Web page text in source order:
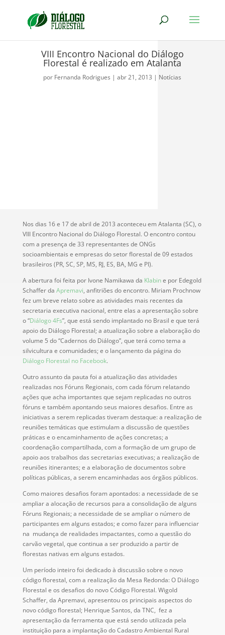
VIII Encontro Nacional do Diálogo
Florestal é realizado em Atalanta
por Fernanda Rodrigues |abr 21, 2013 | Notícias
Nos dias 16 e 17 de abril de 2013 aconteceu em Atalanta (SC), o
VIII Encontro Nacional do Diálogo Florestal. O encontro contou
com a presença de 33 representantes de ONGs
socioambientais e empresas do setor florestal de 09 estados
brasileiros (PR, SC, SP, MS, RJ, ES, BA, MG e PI).
A abertura foi feita por Ivone Namikawa da Klabine por Edegold
Schaffer da Apremavi, anfitriões do encontro. Miriam Prochnow
fez um breve relato sobre as atividades mais recentes da
secretaria executiva nacional, entre elas a apresentação sobre
o “Diálogo 4Fs”, que está sendo implantado no Brasil e que terá
apoio do Diálogo Florestal; a atualização sobre a elaboração do
volume 5 do “Cadernos do Diálogo”, que terá como tema a
silvicultura e comunidades; e o lançamento da página do
Diálogo Florestal no Facebook.
Outro assunto da pauta foi a atualização das atividades
realizadas nos Fóruns Regionais, com cada fórum relatando
ações que acha importantes que sejam replicadas no outros
fóruns e também apontando seus maiores desafios. Entre as
iniciativas a serem replicadas tiveram destaque: a realização de
reuniões temáticas que estimulam a discussão de questões
práticas e o encaminhamento de ações concretas; a
coordenação compartilhada, com a formação de um grupo de
apoio aos trabalhos das secretarias executivas; a realização de
reuniões itinerantes; e a elaboração de documentos sobre
políticas públicas, a serem encaminhadas aos órgãos públicos.
Como maiores desafios foram apontados: a necessidade de se
ampliar a alocação de recursos para a consolidação de alguns
Fóruns Regionais; a necessidade de se ampliar o número de
participantes em alguns estados; e como fazer para influenciar
na mudança de realidades impactantes, como a questão do
carvão vegetal, que continua a ser produzido a partir de
florestas nativas em alguns estados.
Um período inteiro foi dedicado à discussão sobre o novo
código florestal, com a realização da Mesa Redonda: O Diálogo
Florestal e os desafios do novo Código Florestal. Wigold
Schaffer, da Apremavi, apresentou os principais aspectos do
novo código florestal; Henrique Santos, da TNC, fez a
apresentação da ferramenta que está sendo utilizada pela
instituição para a implantação do Cadastro Ambiental Rural